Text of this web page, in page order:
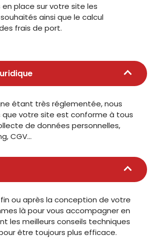
place sur votre site les
ainsi que le calcul
frais de port.
étant très réglementée, nous
que votre site est conforme à tous
de données personnelles,
CGV…
ou après la conception de votre
là pour vous accompagner en
les meilleurs conseils techniques
être toujours plus efficace.